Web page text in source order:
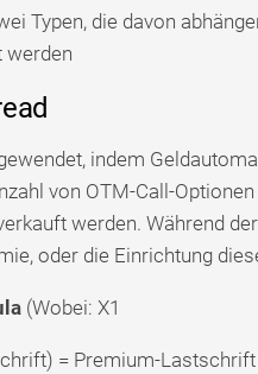
Typen, die davon
werden
indem
von OTM-Call-
werden. Während
oder die Einrichtung
(Wobei: X1
= Premium-